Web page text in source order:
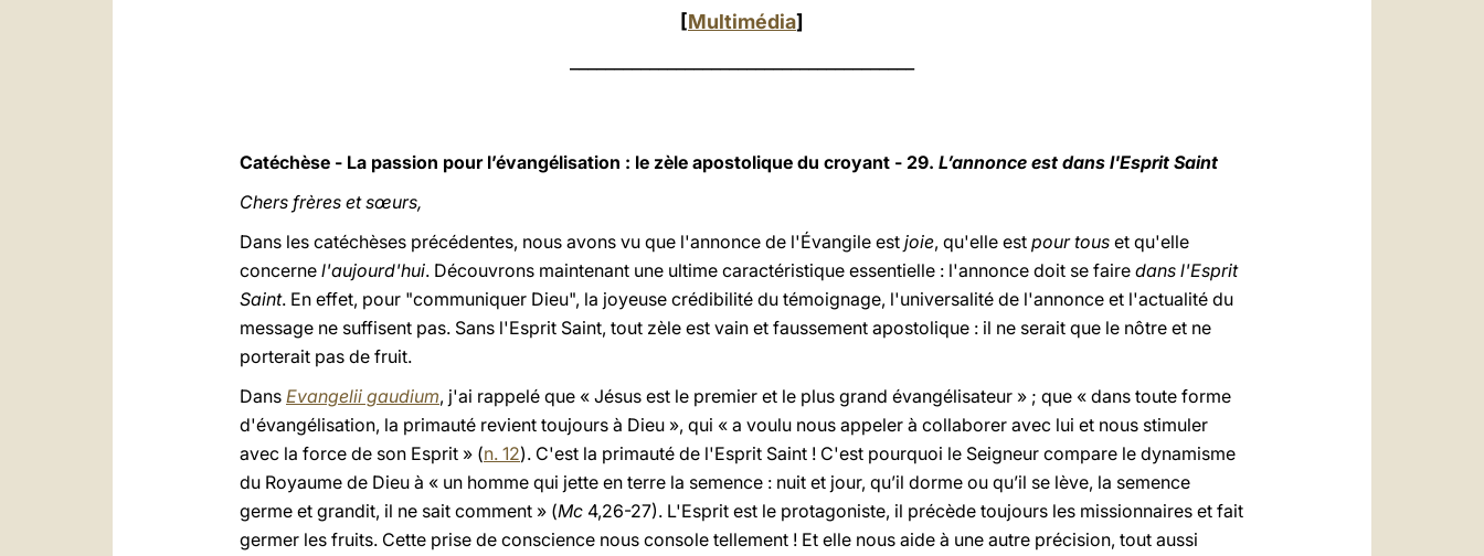
[Multimédia]
Catéchèse - La passion pour l’évangélisation : le zèle apostolique du croyant - 29. L’annonce est dans l'Esprit Saint
Chers frères et sœurs,
Dans les catéchèses précédentes, nous avons vu que l'annonce de l'Évangile est joie, qu'elle est pour tous et qu'elle
concerne l'aujourd'hui. Découvrons maintenant une ultime caractéristique essentielle : l'annonce doit se faire dans l'Esprit
Saint. En effet, pour "communiquer Dieu", la joyeuse crédibilité du témoignage, l'universalité de l'annonce et l'actualité du
message ne suffisent pas. Sans l'Esprit Saint, tout zèle est vain et faussement apostolique : il ne serait que le nôtre et ne
porterait pas de fruit.
Dans Evangelii gaudium, j'ai rappelé que « Jésus est le premier et le plus grand évangélisateur » ; que « dans toute forme
d'évangélisation, la primauté revient toujours à Dieu », qui « a voulu nous appeler à collaborer avec lui et nous stimuler
avec la force de son Esprit » (n. 12). C'est la primauté de l'Esprit Saint ! C'est pourquoi le Seigneur compare le dynamisme
du Royaume de Dieu à « un homme qui jette en terre la semence : nuit et jour, qu’il dorme ou qu’il se lève, la semence
germe et grandit, il ne sait comment » (Mc 4,26-27). L'Esprit est le protagoniste, il précède toujours les missionnaires et fait
germer les fruits. Cette prise de conscience nous console tellement ! Et elle nous aide à une autre précision, tout aussi